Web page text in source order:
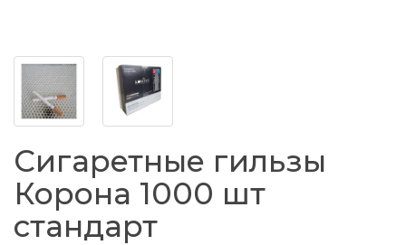
Сигаретные гильзы
Корона 1000 шт
стандарт